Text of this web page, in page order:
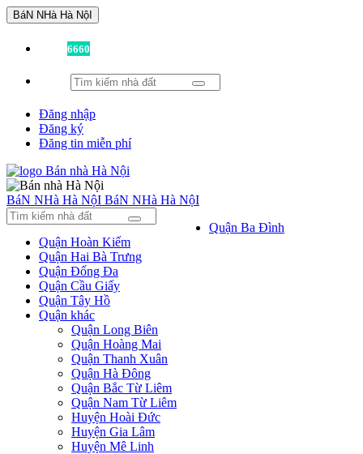
BáN NHà Hà NộI
6660
Đăng nhập
Đăng ký
Đăng tin miễn phí
BáN NHà Hà NộI BáN NHà Hà NộI
Quận Ba Đình
Quận Hoàn Kiếm
Quận Hai Bà Trưng
Quận Đống Đa
Quận Cầu Giấy
Quận Tây Hồ
Quận khác
Quận Long Biên
Quận Hoàng Mai
Quận Thanh Xuân
Quận Hà Đông
Quận Bắc Từ Liêm
Quận Nam Từ Liêm
Huyện Hoài Đức
Huyện Gia Lâm
Huyện Mê Linh